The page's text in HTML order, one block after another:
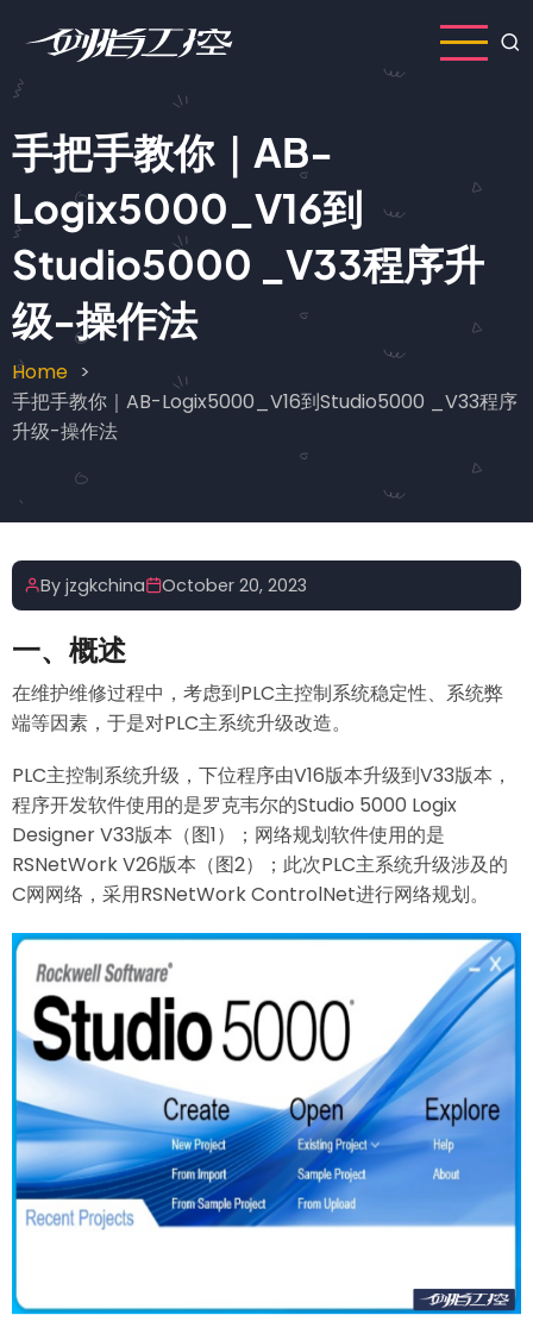
main
content
手把手教你｜AB-
Logix5000_V16到
Studio5000 _V33程序升
级-操作法
Breadcrumb
Home
手把手教你｜AB-Logix5000_V16到Studio5000 _V33程序
升级-操作法
By jzgkchina October 20, 2023
一、概述
在维护维修过程中，考虑到PLC主控制系统稳定性、系统弊
端等因素，于是对PLC主系统升级改造。
PLC主控制系统升级，下位程序由V16版本升级到V33版本，
程序开发软件使用的是罗克韦尔的Studio 5000 Logix
Designer V33版本（图1）；网络规划软件使用的是
RSNetWork V26版本（图2）；此次PLC主系统升级涉及的
C网网络，采用RSNetWork ControlNet进行网络规划。